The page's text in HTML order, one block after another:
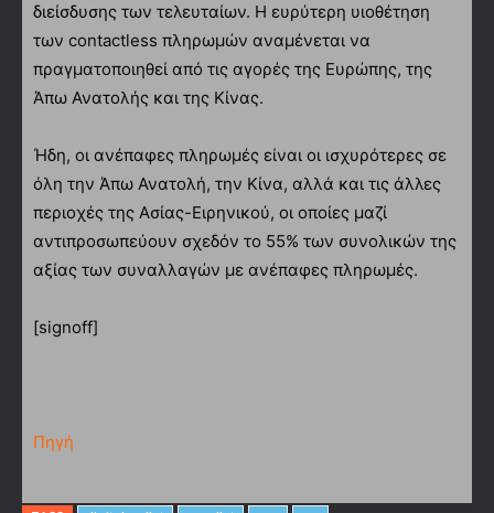
διείσδυσης των τελευταίων. Η ευρύτερη υιοθέτηση
των contactless πληρωμών αναμένεται να
πραγματοποιηθεί από τις αγορές της Ευρώπης, της
Άπω Ανατολής και της Κίνας.
Ήδη, οι ανέπαφες πληρωμές είναι οι ισχυρότερες σε
όλη την Άπω Ανατολή, την Κίνα, αλλά και τις άλλες
περιοχές της Ασίας-Ειρηνικού, οι οποίες μαζί
αντιπροσωπεύουν σχεδόν το 55% των συνολικών της
αξίας των συναλλαγών με ανέπαφες πληρωμές.
[signoff]
Πηγή